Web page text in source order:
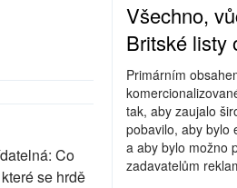
Co
se hrdě
Všechno,
Britské listy
Primárním
tak, aby zaujalo
pobavilo, aby bylo
a aby bylo možno
zadavatelům